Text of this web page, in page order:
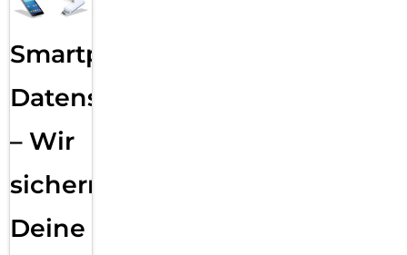
Smartphone
Datensicherung
– Wir
sichern
Deine